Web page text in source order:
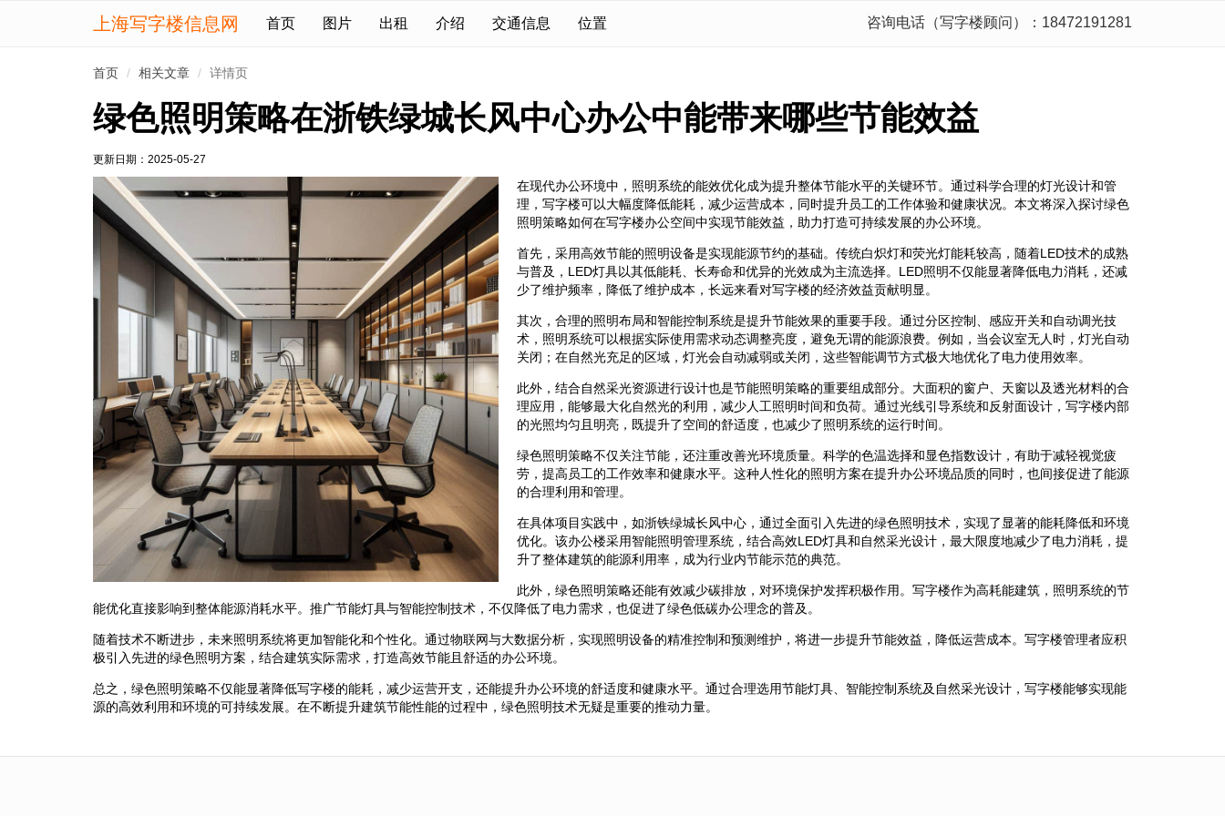
上海写字楼信息网 首页 图片 出租 介绍 交通信息 位置 咨询电话（写字楼顾问）：18472191281
首页 相关文章 详情页
绿色照明策略在浙铁绿城长风中心办公中能带来哪些节能效益
更新日期： 2025-05-27
在现代办公环境中，照明系统的能效优化成为提升整体节能水平的关键环节。通过科学合理的灯光设计和管
理，写字楼可以大幅度降低能耗，减少运营成本，同时提升员工的工作体验和健康状况。本文将深入探讨绿色
照明策略如何在写字楼办公空间中实现节能效益，助力打造可持续发展的办公环境。
首先，采用高效节能的照明设备是实现能源节约的基础。传统白炽灯和荧光灯能耗较高，随着LED技术的成熟
与普及，LED灯具以其低能耗、长寿命和优异的光效成为主流选择。LED照明不仅能显著降低电力消耗，还减
少了维护频率，降低了维护成本，长远来看对写字楼的经济效益贡献明显。
其次，合理的照明布局和智能控制系统是提升节能效果的重要手段。通过分区控制、感应开关和自动调光技
术，照明系统可以根据实际使用需求动态调整亮度，避免无谓的能源浪费。例如，当会议室无人时，灯光自动
关闭；在自然光充足的区域，灯光会自动减弱或关闭，这些智能调节方式极大地优化了电力使用效率。
此外，结合自然采光资源进行设计也是节能照明策略的重要组成部分。大面积的窗户、天窗以及透光材料的合
理应用，能够最大化自然光的利用，减少人工照明时间和负荷。通过光线引导系统和反射面设计，写字楼内部
的光照均匀且明亮，既提升了空间的舒适度，也减少了照明系统的运行时间。
绿色照明策略不仅关注节能，还注重改善光环境质量。科学的色温选择和显色指数设计，有助于减轻视觉疲
劳，提高员工的工作效率和健康水平。这种人性化的照明方案在提升办公环境品质的同时，也间接促进了能源
的合理利用和管理。
在具体项目实践中，如浙铁绿城长风中心，通过全面引入先进的绿色照明技术，实现了显著的能耗降低和环境
优化。该办公楼采用智能照明管理系统，结合高效LED灯具和自然采光设计，最大限度地减少了电力消耗，提
升了整体建筑的能源利用率，成为行业内节能示范的典范。
此外，绿色照明策略还能有效减少碳排放，对环境保护发挥积极作用。写字楼作为高耗能建筑，照明系统的节
能优化直接影响到整体能源消耗水平。推广节能灯具与智能控制技术，不仅降低了电力需求，也促进了绿色低碳办公理念的普及。
随着技术不断进步，未来照明系统将更加智能化和个性化。通过物联网与大数据分析，实现照明设备的精准控制和预测维护，将进一步提升节能效益，降低运营成本。写字楼管理者应积
极引入先进的绿色照明方案，结合建筑实际需求，打造高效节能且舒适的办公环境。
总之，绿色照明策略不仅能显著降低写字楼的能耗，减少运营开支，还能提升办公环境的舒适度和健康水平。通过合理选用节能灯具、智能控制系统及自然采光设计，写字楼能够实现能
源的高效利用和环境的可持续发展。在不断提升建筑节能性能的过程中，绿色照明技术无疑是重要的推动力量。